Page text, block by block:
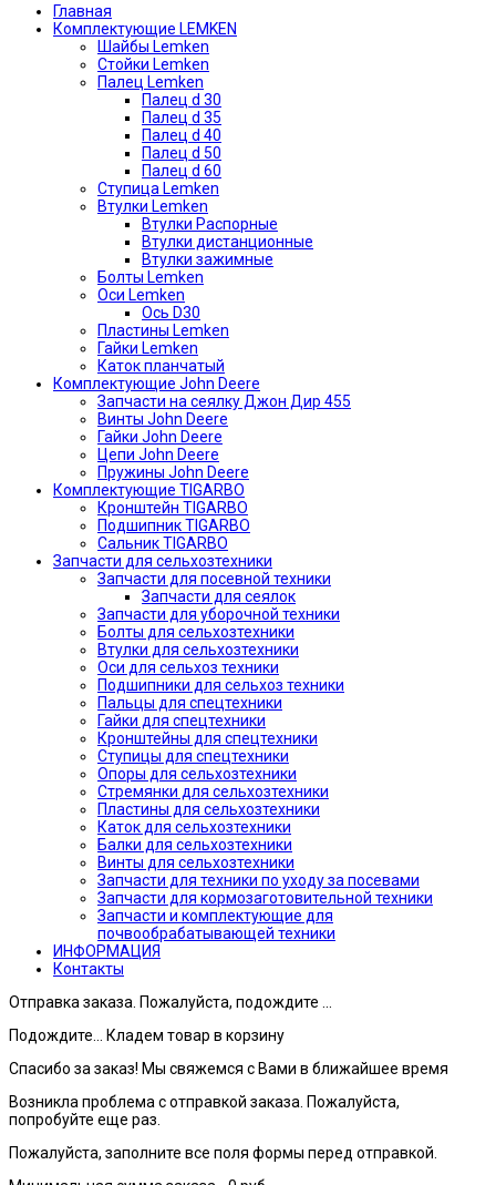
Главная
Комплектующие LEMKEN
Шайбы Lemken
Стойки Lemken
Палец Lemken
Палец d 30
Палец d 35
Палец d 40
Палец d 50
Палец d 60
Ступица Lemken
Втулки Lemken
Втулки Распорные
Втулки дистанционные
Втулки зажимные
Болты Lemken
Оси Lemken
Ось D30
Пластины Lemken
Гайки Lemken
Каток планчатый
Комплектующие John Deere
Запчасти на сеялку Джон Дир 455
Винты John Deere
Гайки John Deere
Цепи John Deere
Пружины John Deere
Комплектующие TIGARBO
Кронштейн TIGARBO
Подшипник TIGARBO
Сальник TIGARBO
Запчасти для сельхозтехники
Запчасти для посевной техники
Запчасти для сеялок
Запчасти для уборочной техники
Болты для сельхозтехники
Втулки для сельхозтехники
Оси для сельхоз техники
Подшипники для сельхоз техники
Пальцы для спецтехники
Гайки для спецтехники
Кронштейны для спецтехники
Ступицы для спецтехники
Опоры для сельхозтехники
Стремянки для сельхозтехники
Пластины для сельхозтехники
Каток для сельхозтехники
Балки для сельхозтехники
Винты для сельхозтехники
Запчасти для техники по уходу за посевами
Запчасти для кормозаготовительной техники
Запчасти и комплектующие для
почвообрабатывающей техники
ИНФОРМАЦИЯ
Контакты
Отправка заказа. Пожалуйста, подождите ...
Подождите... Кладем товар в корзину
Спасибо за заказ! Мы свяжемся с Вами в ближайшее время
Возникла проблема с отправкой заказа. Пожалуйста,
попробуйте еще раз.
Пожалуйста, заполните все поля формы перед отправкой.